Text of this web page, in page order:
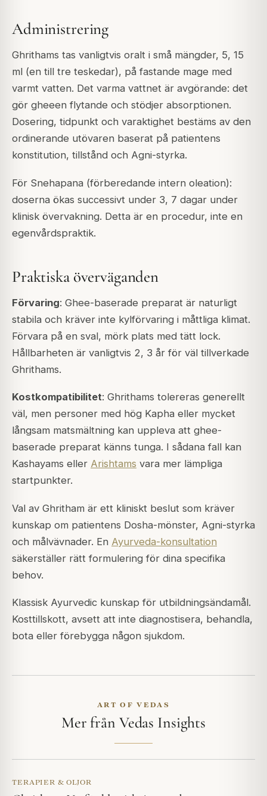
Administrering
Ghrithams tas vanligtvis oralt i små mängder, 5, 15
ml (en till tre teskedar), på fastande mage med
varmt vatten. Det varma vattnet är avgörande: det
gör gheeen flytande och stödjer absorptionen.
Dosering, tidpunkt och varaktighet bestäms av den
ordinerande utövaren baserat på patientens
konstitution, tillstånd och Agni-styrka.
För Snehapana (förberedande intern oleation):
doserna ökas successivt under 3, 7 dagar under
klinisk övervakning. Detta är en procedur, inte en
egenvårdspraktik.
Praktiska överväganden
Förvaring: Ghee-baserade preparat är naturligt
stabila och kräver inte kylförvaring i måttliga klimat.
Förvara på en sval, mörk plats med tätt lock.
Hållbarheten är vanligtvis 2, 3 år för väl tillverkade
Ghrithams.
Kostkompatibilitet: Ghrithams tolereras generellt
väl, men personer med hög Kapha eller mycket
långsam matsmältning kan uppleva att ghee-
baserade preparat känns tunga. I sådana fall kan
Kashayams eller Arishtams vara mer lämpliga
startpunkter.
Val av Ghritham är ett kliniskt beslut som kräver
kunskap om patientens Dosha-mönster, Agni-styrka
och målvävnader. En Ayurveda-konsultation
säkerställer rätt formulering för dina specifika
behov.
Klassisk Ayurvedic kunskap för utbildningsändamål.
Kosttillskott, avsett att inte diagnostisera, behandla,
bota eller förebygga någon sjukdom.
ART OF VEDAS
Mer från Vedas Insights
TERAPIER & OLJOR